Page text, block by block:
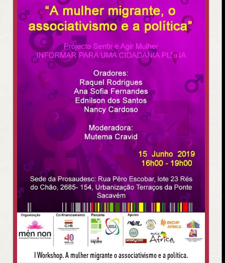
I Workshop. A mulher migrante o associativismo e a política.